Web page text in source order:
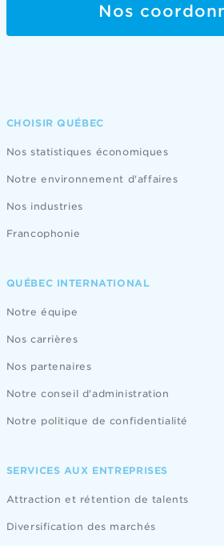
Nos
CHOISIR QUÉBEC
Nos statistiques économiques
Notre environnement d'affaires
Nos industries
Francophonie
QUÉBEC INTERNATIONAL
Notre équipe
Nos carrières
Nos partenaires
Notre conseil d'administration
Notre politique de confidentialité
SERVICES AUX ENTREPRISES
Attraction et rétention de talents
Diversification des marchés